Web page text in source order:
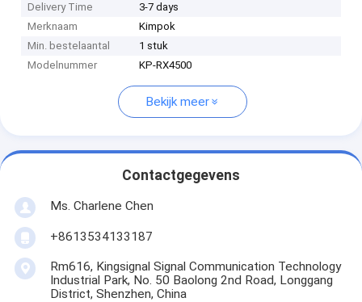
Delivery Time
3-7 days
Merknaam
Kimpok
Min. bestelaantal
1 stuk
Modelnummer
KP-RX4500
Bekijk meer
Contactgegevens
Ms. Charlene Chen
+8613534133187
Rm616, Kingsignal Signal Communication Technology
Industrial Park, No. 50 Baolong 2nd Road, Longgang
District, Shenzhen, China